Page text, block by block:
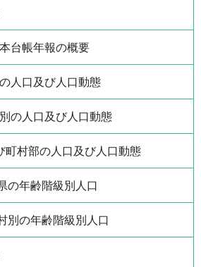
台帳年報の概要
人口及び人口動態
の人口及び人口動態
町村部の人口及び人口動態
年齢階級別人口
の年齢階級別人口